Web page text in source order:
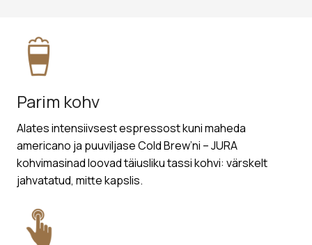
Parim kohv
Alates intensiivsest espressost kuni maheda
americano ja puuviljase Cold Brew’ni – JURA
kohvimasinad loovad täiusliku tassi kohvi: värskelt
jahvatatud, mitte kapslis.